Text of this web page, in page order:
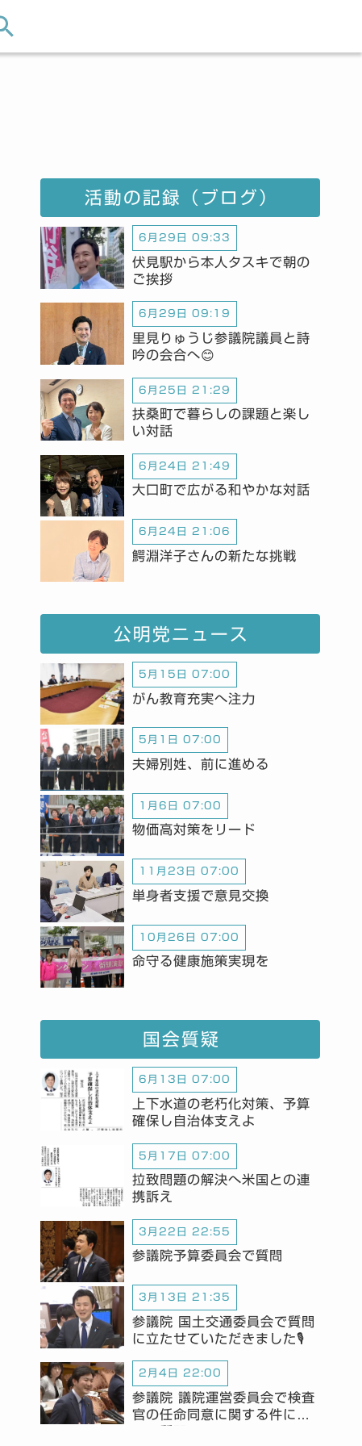
活動の記録（ブログ）
6月29日 09:33
伏見駅から本人タスキで朝の
ご挨拶
6月29日 09:19
里見りゅうじ参議院議員と詩
吟の会合へ😊
6月25日 21:29
扶桑町で暮らしの課題と楽し
い対話
6月24日 21:49
大口町で広がる和やかな対話
6月24日 21:06
鰐淵洋子さんの新たな挑戦
公明党ニュース
5月15日 07:00
がん教育充実へ注力
5月1日 07:00
夫婦別姓、前に進める
1月6日 07:00
物価高対策をリード
11月23日 07:00
単身者支援で意見交換
10月26日 07:00
命守る健康施策実現を
国会質疑
6月13日 07:00
上下水道の老朽化対策、予算
確保し自治体支えよ
5月17日 07:00
拉致問題の解決へ米国との連
携訴え
3月22日 22:55
参議院予算委員会で質問
3月13日 21:35
参議院 国土交通委員会で質問
に立たせていただきました🎙️
2月4日 22:00
参議院 議院運営委員会で検査
官の任命同意に関する件につ